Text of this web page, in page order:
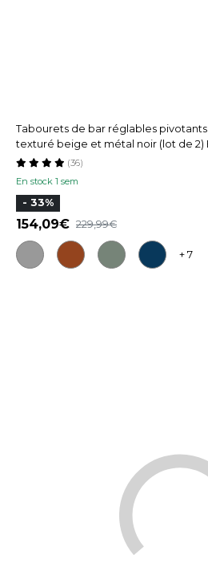
Tabourets de bar réglables
texturé beige et métal noir (lot de 2)
En stock 1 sem
(36)
- 33%
154,09 229,99
+ 7